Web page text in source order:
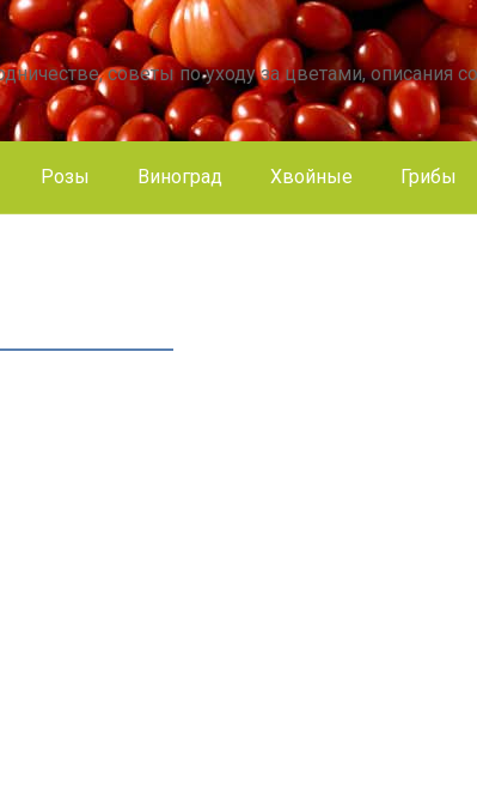
советы по уходу за цветами, описания
Розы Виноград Хвойные Грибы